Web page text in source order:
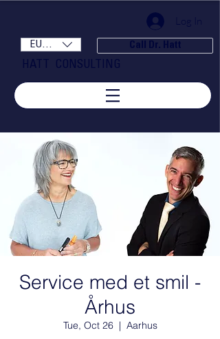
EUR (€)
Log In
Call Dr. Hatt
HATT CONSULTING
Service med et smil -
Århus
Tue, Oct 26
  |
Aarhus